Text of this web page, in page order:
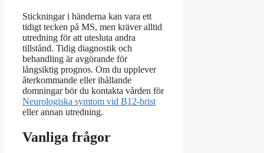
Stickningar i händerna kan vara ett
tidigt tecken på MS, men kräver alltid
utredning för att utesluta andra
tillstånd. Tidig diagnostik och
behandling är avgörande för
långsiktig prognos. Om du upplever
återkommande eller ihållande
domningar bör du kontakta vården för
Neurologiska symtom vid B12-brist
eller annan utredning.
Vanliga frågor